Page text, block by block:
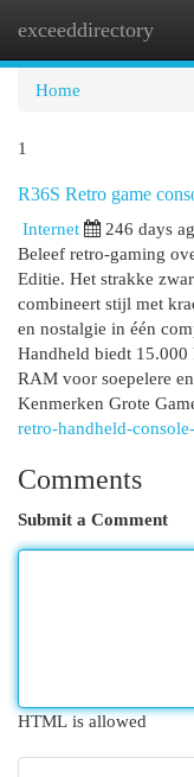
exceeddirectory
Home
1
R36S Retro game
Internet
246 days
Beleef retro-gaming
Editie. Het strakke
combineert stijl met
en nostalgie in één
Handheld biedt 15.000
RAM voor soepelere
Kenmerken Grote
retro-handheld-
Comments
Submit a Comment
HTML is allowed